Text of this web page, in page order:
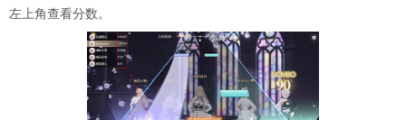
左上角查看分数。